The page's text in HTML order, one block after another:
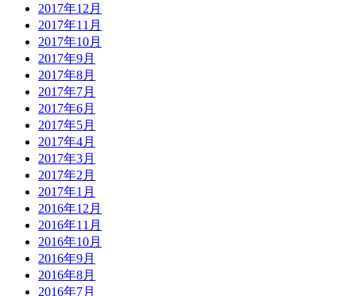
2017年12月
2017年11月
2017年10月
2017年9月
2017年8月
2017年7月
2017年6月
2017年5月
2017年4月
2017年3月
2017年2月
2017年1月
2016年12月
2016年11月
2016年10月
2016年9月
2016年8月
2016年7月